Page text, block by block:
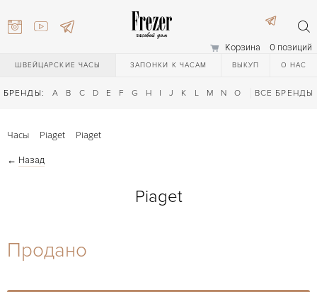
Корзина 0 позиций
ШВЕЙЦАРСКИЕ ЧАСЫ ЗАПОНКИ К ЧАСАМ ВЫКУП О НАС
БРЕНДЫ: A B C D E F G H I J K L M N O Q R S T
ВСЕ БРЕНДЫ
27-44
27-44
Часы Piaget Piaget
← Назад
Piaget
Продано